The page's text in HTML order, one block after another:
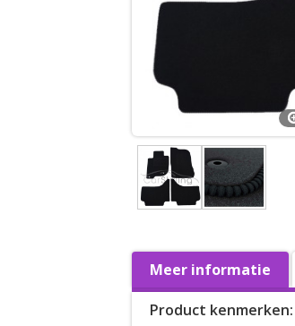
Meer informatie
Product kenmerken: